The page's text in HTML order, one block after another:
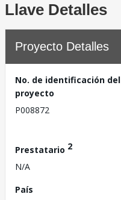
Llave Detalles
Proyecto Detalles
No. de identificación del
proyecto
P008872
Prestatario 2
N/A
País